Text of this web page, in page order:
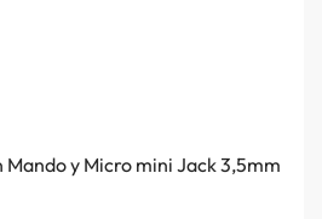
y Micro mini Jack 3,5mm